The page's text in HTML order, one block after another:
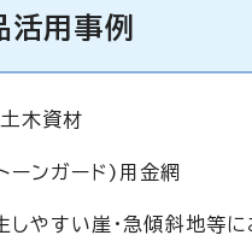
活用事例
木資材
ーンガード)用金網
しやすい崖・急傾斜地等